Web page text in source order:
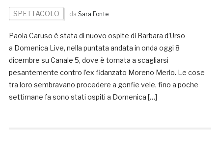
SPETTACOLO da Sara Fonte
Paola Caruso è stata di nuovo ospite di Barbara d’Urso
a Domenica Live, nella puntata andata in onda oggi 8
dicembre su Canale 5, dove è tornata a scagliarsi
pesantemente contro l’ex fidanzato Moreno Merlo. Le cose
tra loro sembravano procedere a gonfie vele, fino a poche
settimane fa sono stati ospiti a Domenica […]